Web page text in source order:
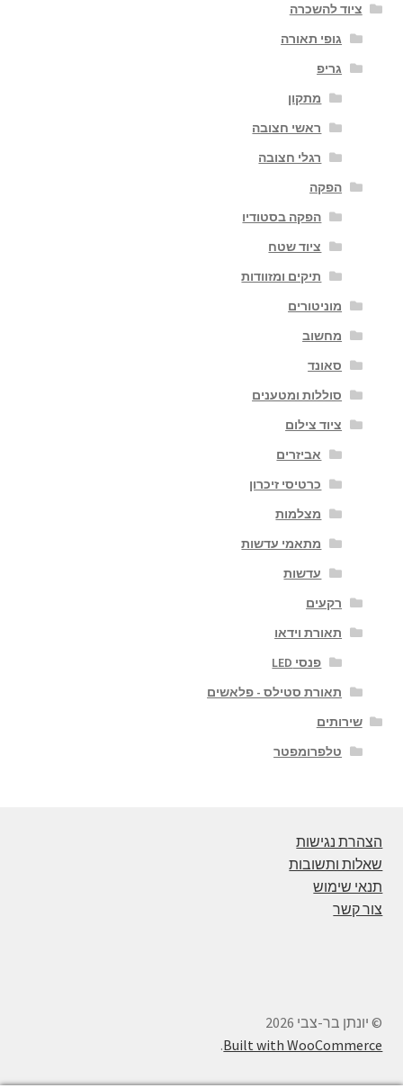
ציוד להשכרה
גופי תאורה
גריפ
מתקון
ראשי חצובה
רגלי חצובה
הפקה
הפקה בסטודיו
ציוד שטח
תיקים ומזוודות
מוניטורים
מחשוב
סאונד
סוללות ומטענים
ציוד צילום
אביזרים
כרטיסי זיכרון
מצלמות
מתאמי עדשות
עדשות
רקעים
תאורת וידאו
פנסי LED
תאורת סטילס - פלאשים
שירותים
טלפרומפטר
הצהרת נגישות
שאלות ותשובות
תנאי שימוש
צור קשר
© יונתן בר-צבי 2026
Built with WooCommerce
.